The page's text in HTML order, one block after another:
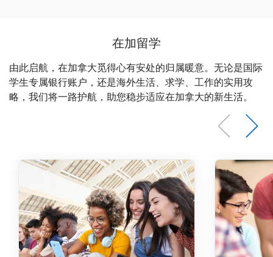
在加留学
由此启航，在加拿大觅得心有安处的归属暖意。无论是国际
学生专属银行账户，还是海外生活、求学、工作的实用攻
略，我们将一路护航，助您稳步适应在加拿大的新生活。